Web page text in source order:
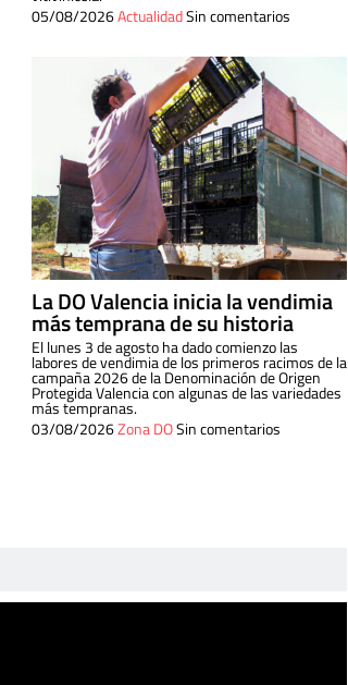
05/08/2026ActualidadSin comentarios
La DO Valencia inicia la vendimia
más temprana de su historia
El lunes 3 de agosto ha dado comienzo las
labores de vendimia de los primeros racimos de la
campaña 2026 de la Denominación de Origen
Protegida Valencia con algunas de las variedades
más tempranas.
03/08/2026Zona DOSin comentarios